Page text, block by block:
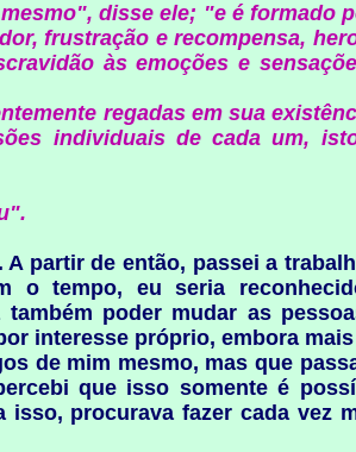
disse ele; "e é formado
frustração e recompensa,
às emoções e
regadas em sua
individuais de cada um,
partir de então, passei a
o tempo, eu seria
poder mudar as
interesse próprio, embora
de mim mesmo, mas que
que isso somente é
procurava fazer cada vez